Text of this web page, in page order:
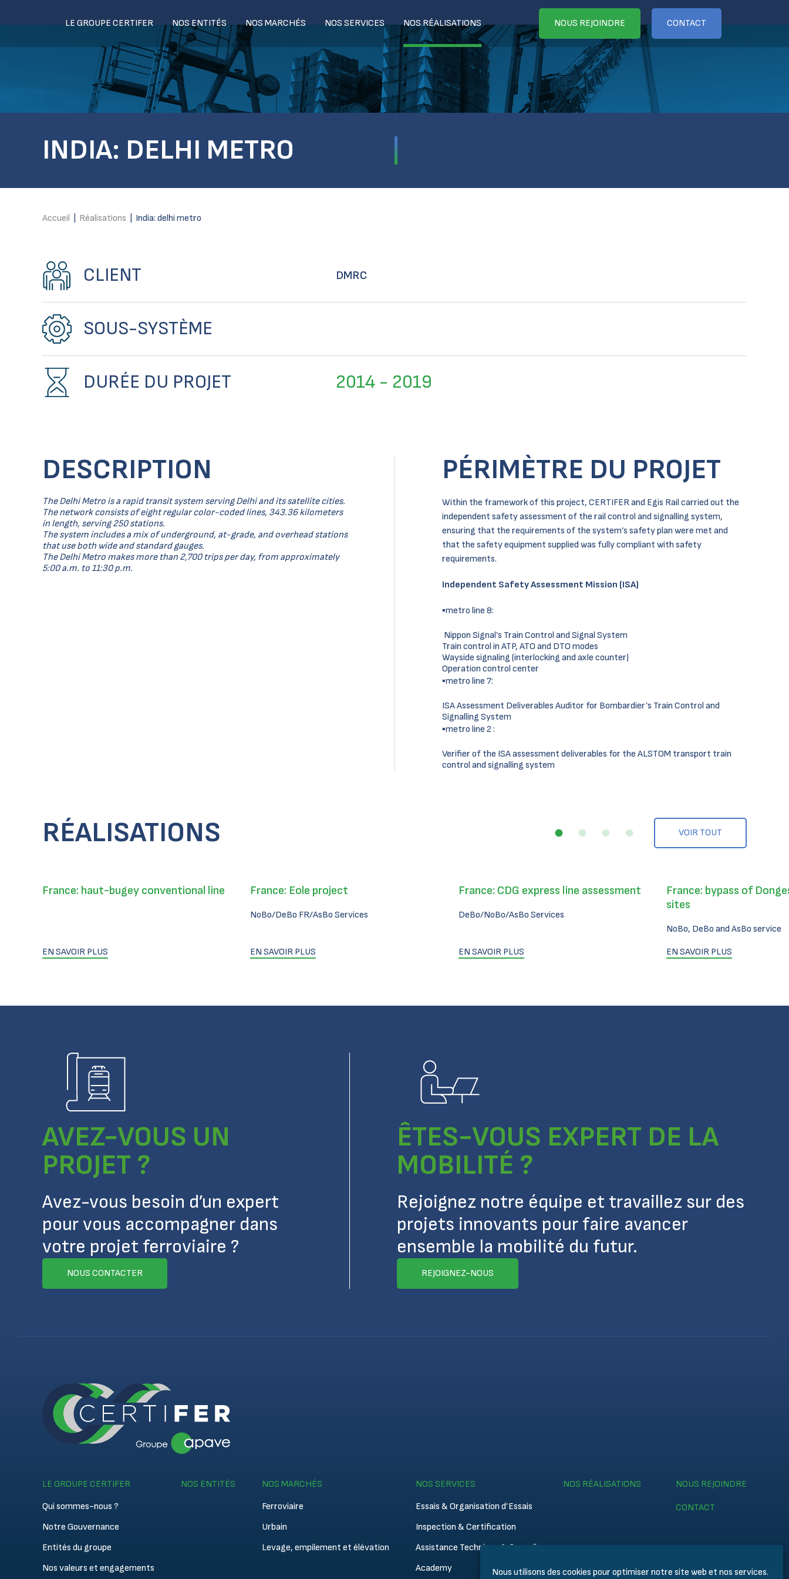
Nous utilisons des cookies pour optimiser notre site web et nos services.
LE GROUPE CERTIFER NOS ENTITÉS NOS MARCHÉS NOS SERVICES NOS RÉALISATIONS NOUS REJOINDRE CONTACT
INDIA: DELHI METRO
Accueil Réalisations India: delhi metro
CLIENT DMRC
SOUS-SYSTÈME
DURÉE DU PROJET 2014 - 2019
DESCRIPTION
The Delhi Metro is a rapid transit system serving Delhi and its satellite cities.
The network consists of eight regular color-coded lines, 343.36 kilometers
in length, serving 250 stations.
The system includes a mix of underground, at-grade, and overhead stations
that use both wide and standard gauges.
The Delhi Metro makes more than 2,700 trips per day, from approximately
5:00 a.m. to 11:30 p.m.
PÉRIMÈTRE DU PROJET
Within the framework of this project, CERTIFER and Egis Rail carried out the
independent safety assessment of the rail control and signalling system,
ensuring that the requirements of the system’s safety plan were met and
that the safety equipment supplied was fully compliant with safety
requirements.
Independent Safety Assessment Mission (ISA)
▪metro line 8:
Nippon Signal’s Train Control and Signal System
Train control in ATP, ATO and DTO modes
Wayside signaling (interlocking and axle counter)
Operation control center
▪metro line 7:
ISA Assessment Deliverables Auditor for Bombardier’s Train Control and
Signalling System
▪metro line 2 :
Verifier of the ISA assessment deliverables for the ALSTOM transport train
control and signalling system
RÉALISATIONS VOIR TOUT
France: haut-bugey conventional line
EN SAVOIR PLUS
France: Eole project
NoBo/DeBo FR/AsBo Services
EN SAVOIR PLUS
France: CDG express line assessment
DeBo/NoBo/AsBo Services
EN SAVOIR PLUS
France: bypass of
sites
NoBo, DeBo and AsBo service
EN SAVOIR PLUS
AVEZ-VOUS UN
PROJET ?
Avez-vous besoin d’un expert
pour vous accompagner dans
votre projet ferroviaire ?
NOUS CONTACTER
ÊTES-VOUS EXPERT DE LA
MOBILITÉ ?
Rejoignez notre équipe et travaillez sur des
projets innovants pour faire avancer
ensemble la mobilité du futur.
REJOIGNEZ-NOUS
LE GROUPE CERTIFER
Qui sommes-nous ?
Notre Gouvernance
Entités du groupe
Nos valeurs et engagements
NOS ENTITÉS
NOS MARCHÉS
Ferroviaire
Urbain
Levage, empilement et élévation
NOS SERVICES
Essais & Organisation d’Essais
Inspection & Certification
Assistance Technique & Conseil
Academy
NOS RÉALISATIONS NOUS REJOINDRE
CONTACT